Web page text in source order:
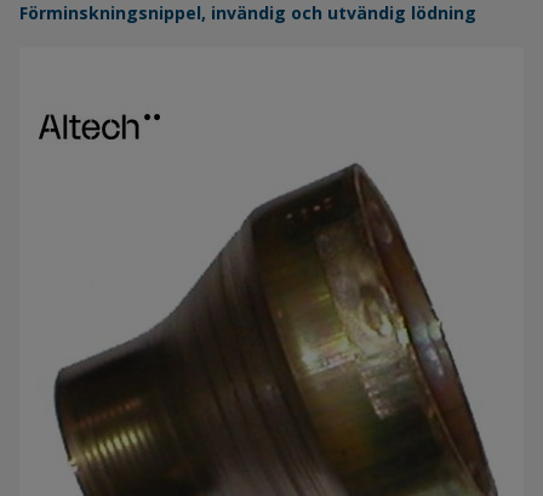
Förminskningsnippel, invändig och utvändig lödning